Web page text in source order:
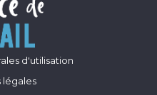
d'utilisation
légales